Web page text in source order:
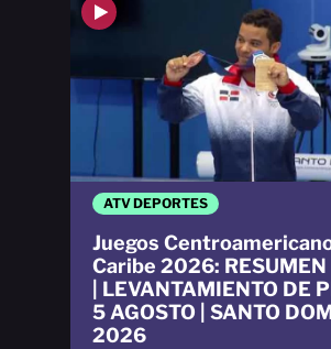
ATV DEPORTES
Juegos
Caribe 2026: RESUMEN
| LEVANTAMIENTO DE
5 AGOSTO | SANTO
2026